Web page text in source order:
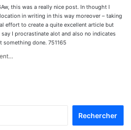
:
this was a really nice post. In thought I
in writing in this way moreover – taking
effort to create a quite excellent article but
I procrastinate alot and also no indicates
something done. 751165